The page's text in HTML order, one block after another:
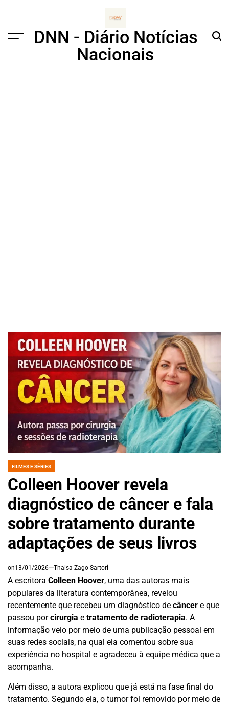
Menu
DNN - Diário Notícias
Nacionais
POSTED
FILMES E SÉRIES
Colleen Hoover revela
diagnóstico de câncer e fala
sobre tratamento durante
adaptações de seus livros
on13/01/2026 Thaisa Zago Sartori
A escritora Colleen Hoover, uma das autoras mais
populares da literatura contemporânea, revelou
recentemente que recebeu um diagnóstico de câncer e que
passou porcirurgia e tratamento de radioterapia. A
informação veio por meio de uma publicação pessoal em
suas redes sociais, na qual ela comentou sobre sua
experiência no hospital e agradeceu à equipe médica que a
acompanha.
Além disso, a autora explicou que já está na fase final do
tratamento. Segundo ela, o tumor foi removido por meio de